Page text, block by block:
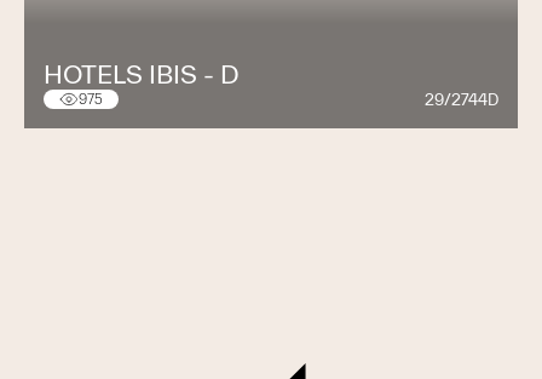
HOTELS IBIS - D
975 29/2744D